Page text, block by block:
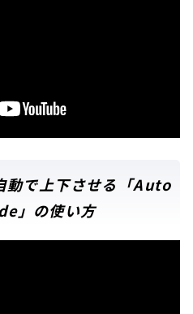
動で上下させる「Auto
」の使い方